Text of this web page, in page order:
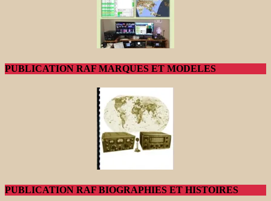
PUBLICATION RAF MARQUES ET MODELES
PUBLICATION RAF BIOGRAPHIES ET HISTOIRES